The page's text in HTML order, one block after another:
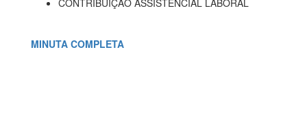
CONTRIBUIÇÃO ASSISTENCIAL LABORAL
MINUTA COMPLETA